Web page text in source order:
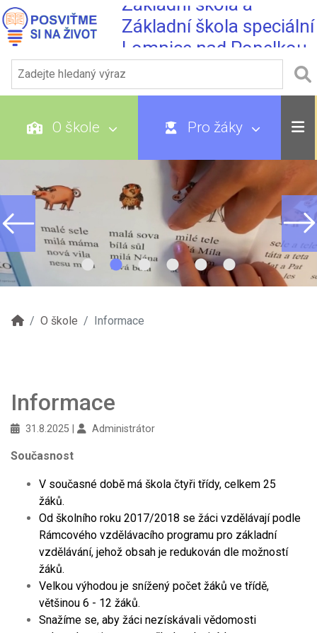
Základní škola a
Základní škola speciální
Lomnice nad Popelkou
O škole Pro žáky
O škole Informace
Informace
31.8.2025 Administrátor
Současnost
V současné době má škola čtyři třídy, celkem 25
žáků.
Od školního roku 2017/2018 se žáci vzdělávají podle
Rámcového vzdělávacího programu pro základní
vzdělávání, jehož obsah je redukován dle možností
žáků.
Velkou výhodou je snížený počet žáků ve třídě,
většinou 6 - 12 žáků.
Snažíme se, aby žáci nezískávali vědomosti